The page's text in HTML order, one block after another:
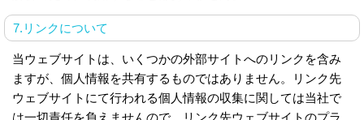
7.リンクについて
当ウェブサイトは、いくつかの外部サイトへのリンクを含み
ますが、個人情報を共有するものではありません。リンク先
ウェブサイトにて行われる個人情報の収集に関しては当社で
は一切責任を負えませんので、リンク先ウェブサイトのプラ